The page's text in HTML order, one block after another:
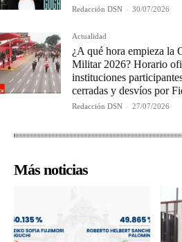
Redacción DSN - 30/07/2026
Actualidad
¿A qué hora empieza la
Militar 2026? Horario
instituciones
cerradas y desvíos por
Redacción DSN - 27/07/2026
Más noticias